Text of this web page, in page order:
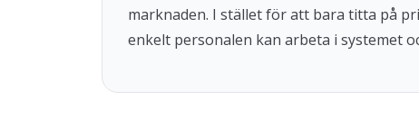
marknaden. I stället för att bara titta på
enkelt personalen kan arbeta i systemet